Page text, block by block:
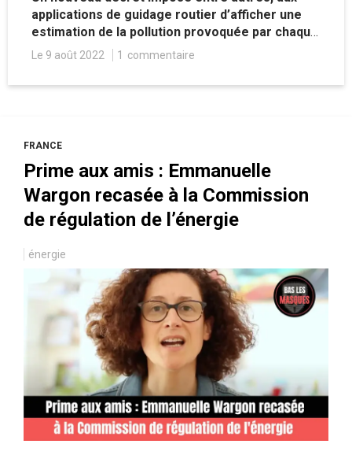
applications de guidage routier d’afficher une
estimation de la pollution provoquée par chaque
trajet. Une nouvelle manière d’infantiliser les
Le 9 août 2022 1 commentaire
FRANCE
Prime aux amis : Emmanuelle
Wargon recasée à la Commission
de régulation de l’énergie
énergie